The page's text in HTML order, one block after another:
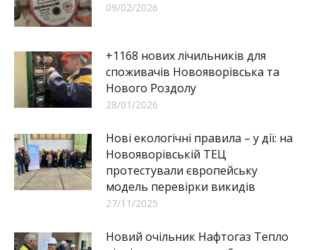
09/02/2026
+1168 нових лічильників для
споживачів Новояворівська та
Нового Роздолу
28/01/2026
Нові екологічні правила – у дії: на
Новояворівській ТЕЦ
протестували європейську
модель перевірки викидів
27/11/2025
Новий очільник Нафтогаз Тепло